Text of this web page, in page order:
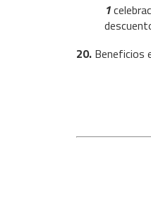
1
20.Beneficios